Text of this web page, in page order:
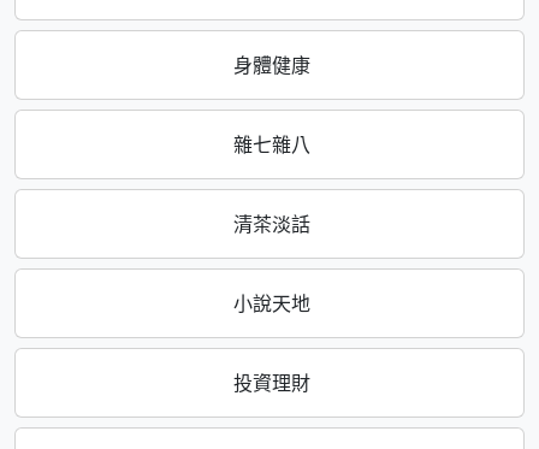
身體健康
雜七雜八
清茶淡話
小說天地
投資理財